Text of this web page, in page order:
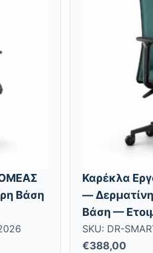
Βάση
Καρέκλα
—
Βάση —
SKU: DR-
€388,00